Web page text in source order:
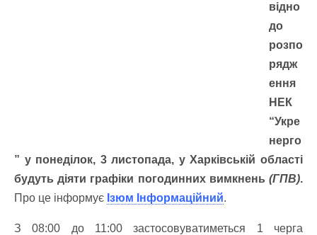
відно
до
розпо
рядж
ення
НЕК
“Укре
нерго
” у понеділок, 3 листопада, у Харківській області
будуть діяти графіки погодинних вимкнень (ГПВ).
Про це інформує Ізюм Інформаційний.
З 08:00 до 11:00 застосовуватиметься 1 черга